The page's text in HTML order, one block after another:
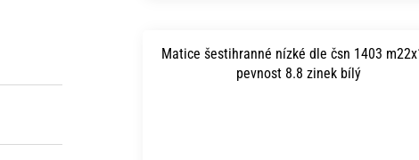
Matice šestihranné nízké dle čsn 1403 m22x1.5
pevnost 8.8 zinek bílý